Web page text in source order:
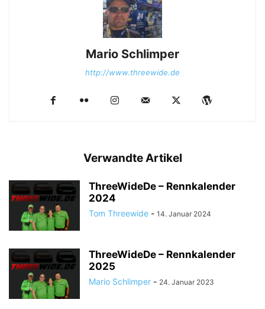
Mario Schlimper
http://www.threewide.de
Verwandte Artikel
ThreeWideDe – Rennkalender
2024
Tom Threewide - 14. Januar 2024
ThreeWideDe – Rennkalender
2025
Mario Schlimper - 24. Januar 2023